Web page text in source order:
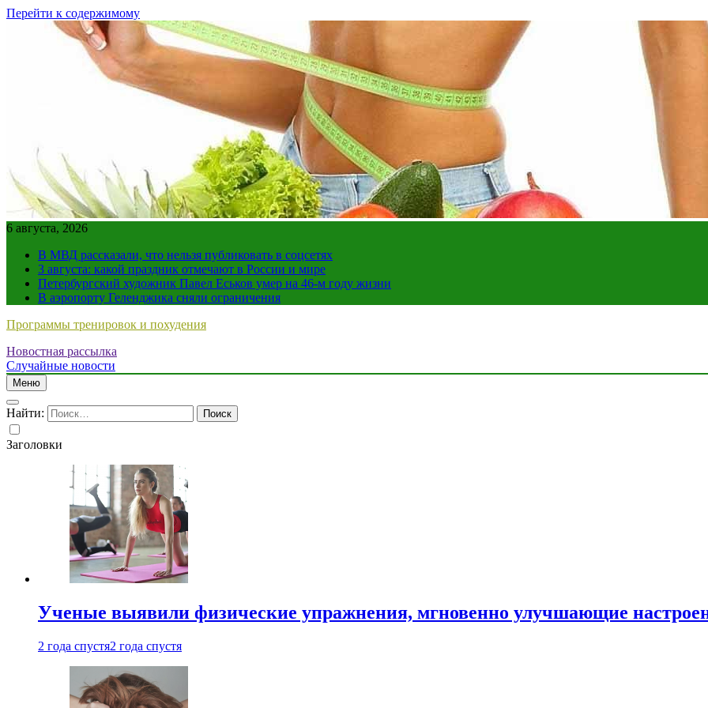
Перейти к содержимому
6 августа, 2026
В МВД рассказали, что нельзя публиковать в соцсетях
3 августа: какой праздник отмечают в России и мире
Петербургский художник Павел Еськов умер на 46-м году жизни
В аэропорту Геленджика сняли ограничения
Программы тренировок и похудения
Новостная рассылка
Случайные новости
Меню
Найти:
Заголовки
Ученые выявили физические упражнения, мгновенно улучшающие
2 года спустя2 года спустя